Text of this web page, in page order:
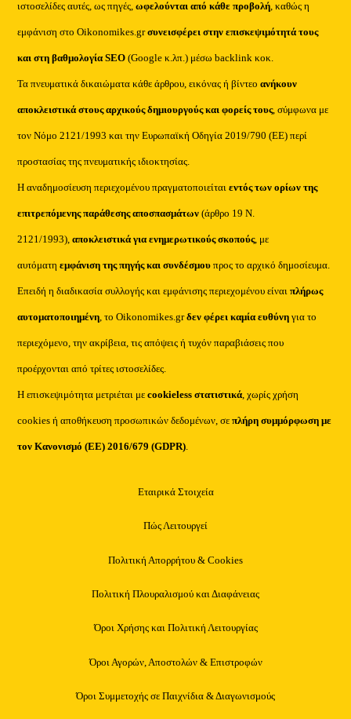
ιστοσελίδες αυτές, ως πηγές,ωφελούνται από κάθε προβολή, καθώς η
εμφάνιση στο Oikonomikes.grσυνεισφέρει στην επισκεψιμότητά τους
και στη βαθμολογία SEO (Google κ.λπ.) μέσω backlink κοκ.
Τα πνευματικά δικαιώματα κάθε άρθρου, εικόνας ή βίντεοανήκουν
αποκλειστικά στους αρχικούς δημιουργούς και φορείς τους, σύμφωνα με
τον Νόμο 2121/1993 και την Ευρωπαϊκή Οδηγία 2019/790 (ΕΕ) περί
προστασίας της πνευματικής ιδιοκτησίας.
Η αναδημοσίευση περιεχομένου πραγματοποιείταιεντός των ορίων της
επιτρεπόμενης παράθεσης αποσπασμάτων (άρθρο 19 Ν.
2121/1993), αποκλειστικά για ενημερωτικούς σκοπούς, με
αυτόματηεμφάνιση της πηγής και συνδέσμου προς το αρχικό δημοσίευμα.
Επειδή η διαδικασία συλλογής και εμφάνισης περιεχομένου είναιπλήρως
αυτοματοποιημένη, το Oikonomikes.grδεν φέρει καμία ευθύνη για το
περιεχόμενο, την ακρίβεια, τις απόψεις ή τυχόν παραβιάσεις που
προέρχονται από τρίτες ιστοσελίδες.
Η επισκεψιμότητα μετριέται μεcookieless στατιστικά, χωρίς χρήση
cookies ή αποθήκευση προσωπικών δεδομένων, σεπλήρη συμμόρφωση με
τον Κανονισμό (ΕΕ) 2016/679 (GDPR).
Εταιρικά Στοιχεία
Πώς Λειτουργεί
Πολιτική Απορρήτου & Cookies
Πολιτική Πλουραλισμού και Διαφάνειας
Όροι Χρήσης και Πολιτική Λειτουργίας
Όροι Αγορών, Αποστολών & Επιστροφών
Όροι Συμμετοχής σε Παιχνίδια & Διαγωνισμούς